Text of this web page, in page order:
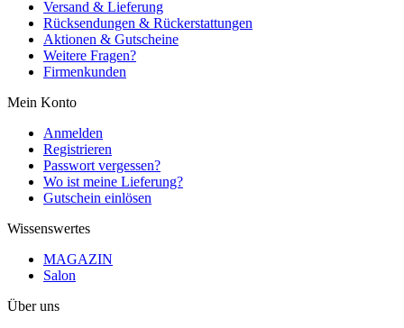
Versand & Lieferung
Rücksendungen & Rückerstattungen
Aktionen & Gutscheine
Weitere Fragen?
Firmenkunden
Mein Konto
Anmelden
Registrieren
Passwort vergessen?
Wo ist meine Lieferung?
Gutschein einlösen
Wissenswertes
MAGAZIN
Salon
Über uns